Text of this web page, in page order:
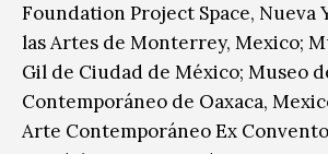
Foundation Project Space, Nueva
las Artes de Monterrey, Mexico;
Gil de Ciudad de México; Museo
Contemporáneo de Oaxaca,
Arte Contemporáneo Ex